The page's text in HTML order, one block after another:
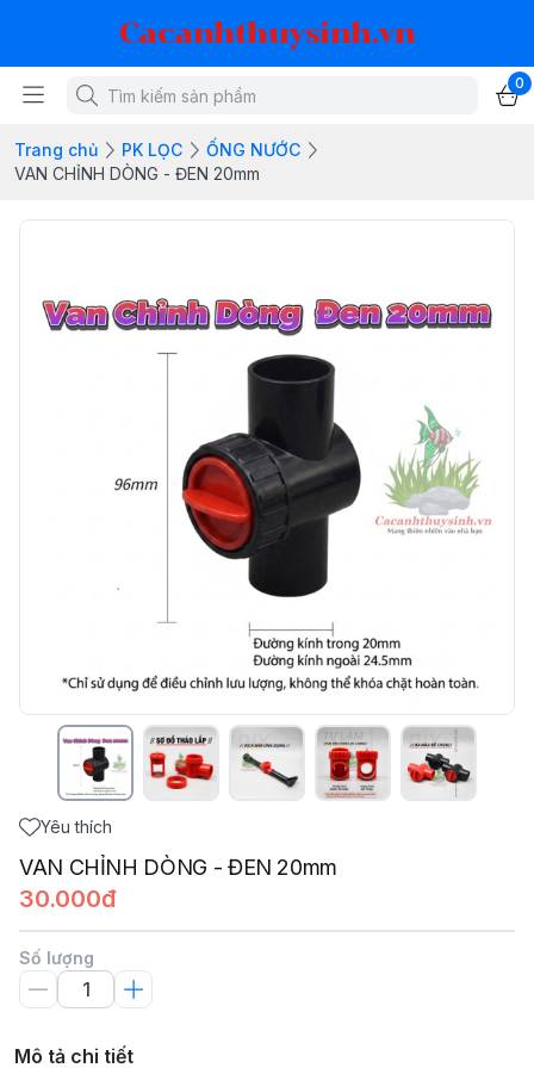
Cacanhthuysinh.vn
0
Trang chủ PK LỌC
ỐNG NƯỚC
VAN CHỈNH DÒNG - ĐEN 20mm
Yêu thích
VAN CHỈNH DÒNG - ĐEN 20mm
30.000đ
Số lượng
Mô tả chi tiết